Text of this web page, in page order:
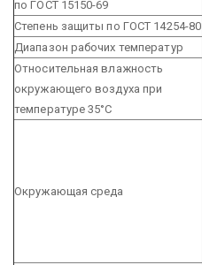
по ГОСТ 15150-69
Степень защиты по ГОСТ 14254-80
Диапазон рабочих температур
Относительная влажность
окружающего воздуха при
температуре 35°С
Окружающая среда